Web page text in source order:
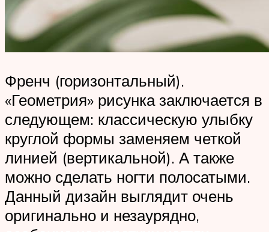
Френч (горизонтальный).
«Геометрия» рисунка заключается в
следующем: классическую улыбку
круглой формы заменяем четкой
линией (вертикальной). А также
можно сделать ногти полосатыми.
Данный дизайн выглядит очень
оригинально и незаурядно,